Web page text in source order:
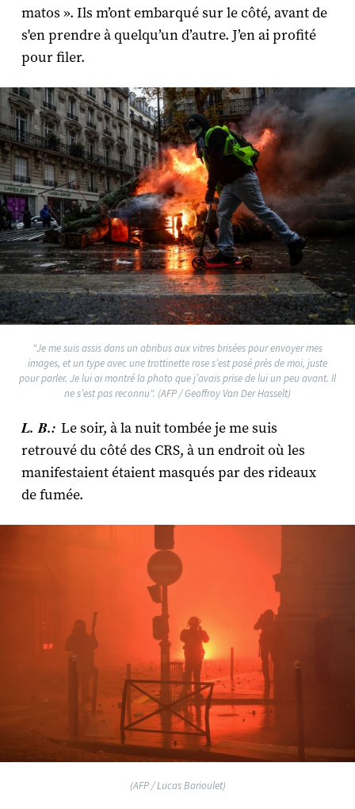
matos ». Ils m’ont embarqué sur le côté, avant de
s'en prendre à quelqu’un d’autre. J’en ai profité
pour filer.
"Je me suis assis dans un abribus aux vitres brisées pour envoyer mes
images, et un type avec une trottinette rose s’est posé près de moi, juste
pour parler. Je lui ai montré la photo que j’avais prise de lui un peu avant. Il
ne s’est pas reconnu". (AFP / Geoffroy Van Der Hasselt)
L. B.: Le soir, à la nuit tombée je me suis
retrouvé du côté des CRS, à un endroit où les
manifestaient étaient masqués par des rideaux
de fumée.
(AFP / Lucas Barioulet)